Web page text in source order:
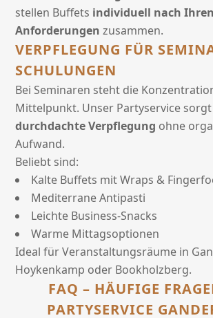
stellen Buffets individuell nach Ihren
Anforderungen zusammen.
VERPFLEGUNG FÜR
SCHULUNGEN
Bei Seminaren steht die
Mittelpunkt. Unser Partyservice
durchdachte Verpflegung ohne
Aufwand.
Beliebt sind:
Kalte Buffets mit Wraps &
Mediterrane Antipasti
Leichte Business-Snacks
Warme Mittagsoptionen
Ideal für Veranstaltungsräume in
Hoykenkamp oder Bookholzberg.
FAQ – HÄUFIGE
PARTYSERVICE